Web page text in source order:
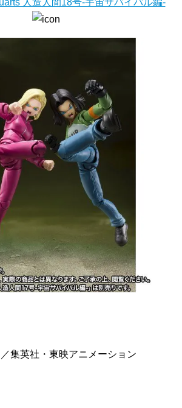
人造人間18号-宇宙サバイバル編-
集英社・東映アニメーション